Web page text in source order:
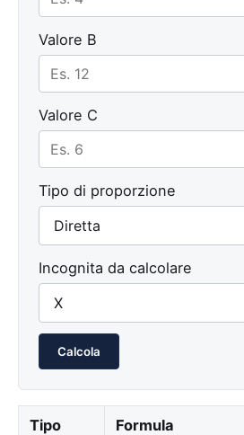
Valore B
Valore C
Tipo di proporzione
Incognita da calcolare
Calcola
Tipo Formula